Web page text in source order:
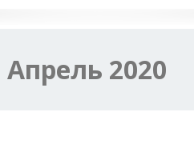
Апрель 2020